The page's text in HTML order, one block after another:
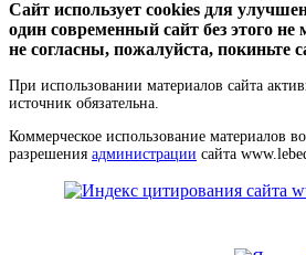
Сайт использует cookies для
один современный сайт без этого
не согласны, пожалуйста, покиньте
При использовании материалов сайта
источник обязательна.
Коммерческое использование материалов
разрешения администрации сайта